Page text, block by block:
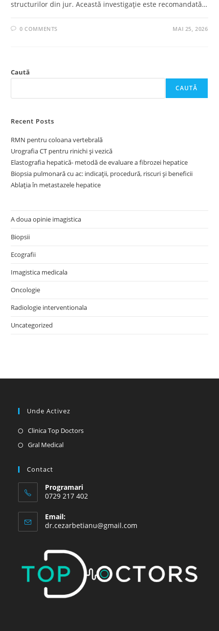
structurilor din jur. Această investigație este recomandată…
0 COMMENTS MAI 25, 2026
Caută
CAUTĂ
Recent Posts
RMN pentru coloana vertebrală
Urografia CT pentru rinichi și vezică
Elastografia hepatică- metodă de evaluare a fibrozei hepatice
Biopsia pulmonară cu ac: indicații, procedură, riscuri și beneficii
Ablația în metastazele hepatice
A doua opinie imagistica
Biopsii
Ecografii
Imagistica medicala
Oncologie
Radiologie interventionala
Uncategorized
Unde Activez
Clinica Top DoctorsOpens
Gral MedicalOpens
tab
Contact
Programari
0729 217 402
Email:
dr.cezarbetianu@gmail.com